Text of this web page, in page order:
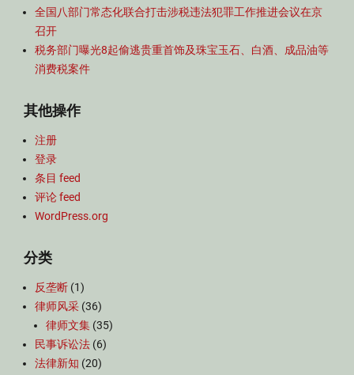
全国八部门常态化联合打击涉税违法犯罪工作推进会议在京
召开
税务部门曝光8起偷逃贵重首饰及珠宝玉石、白酒、成品油等
消费税案件
其他操作
注册
登录
条目 feed
评论 feed
WordPress.org
分类
反垄断 (1)
律师风采 (36)
律师文集 (35)
民事诉讼法 (6)
法律新知 (20)